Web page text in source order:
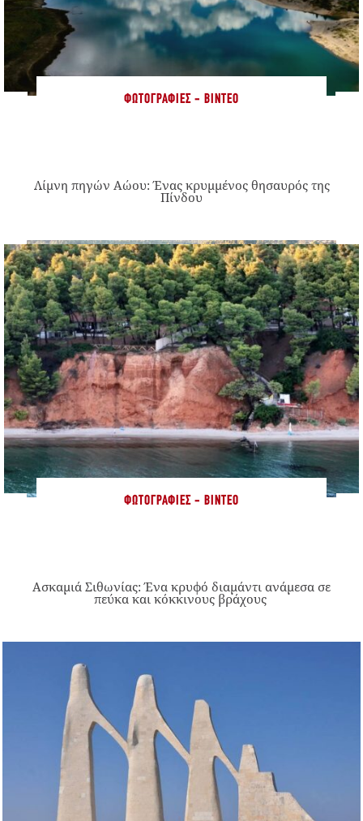
ΦΩΤΟΓΡΑΦΊΕΣ - ΒΊΝΤΕΟ
Λίμνη πηγών Αώου: Ένας κρυμμένος θησαυρός της
Πίνδου
ΦΩΤΟΓΡΑΦΊΕΣ - ΒΊΝΤΕΟ
Ασκαμιά Σιθωνίας: Ένα κρυφό διαμάντι ανάμεσα σε
πεύκα και κόκκινους βράχους